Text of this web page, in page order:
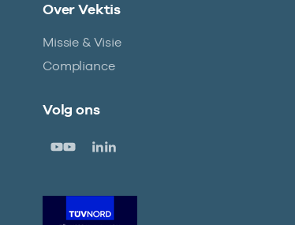
Over Vektis
Missie & Visie
Compliance
Volg ons